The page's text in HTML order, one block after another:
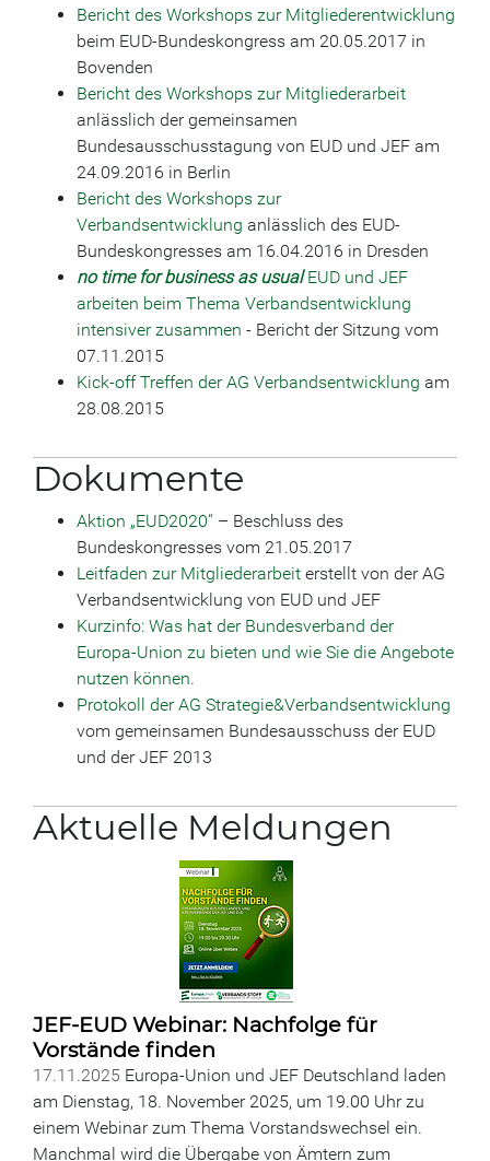
Bericht des Workshops zur Mitgliederentwicklung
beim EUD-Bundeskongress am 20.05.2017 in
Bovenden
Bericht des Workshops zur Mitgliederarbeit
anlässlich der gemeinsamen
Bundesausschusstagung von EUD und JEF am
24.09.2016 in Berlin
Bericht des Workshops zur
Verbandsentwicklung anlässlich des EUD-
Bundeskongresses am 16.04.2016 in Dresden
no time for business as usualEUD und JEF
arbeiten beim Thema Verbandsentwicklung
intensiver zusammen - Bericht der Sitzung vom
07.11.2015
Kick-off Treffen der AG Verbandsentwicklung am
28.08.2015
Dokumente
Aktion „EUD2020“ – Beschluss des
Bundeskongresses vom 21.05.2017
Leitfaden zur Mitgliederarbeit erstellt von der AG
Verbandsentwicklung von EUD und JEF
Kurzinfo: Was hat der Bundesverband der
Europa-Union zu bieten und wie Sie die Angebote
nutzen können.
Protokoll der AG Strategie&Verbandsentwicklung
vom gemeinsamen Bundesausschuss der EUD
und der JEF 2013
Aktuelle Meldungen
JEF-EUD Webinar: Nachfolge für
Vorstände finden
17.11.2025 Europa-Union und JEF Deutschland laden
am Dienstag, 18. November 2025, um 19.00 Uhr zu
einem Webinar zum Thema Vorstandswechsel ein.
Manchmal wird die Übergabe von Ämtern zum